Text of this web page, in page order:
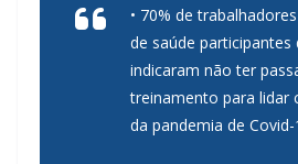
• 70% de
de saúde participantes
indicaram não ter
treinamento para lidar
da pandemia de Covid-